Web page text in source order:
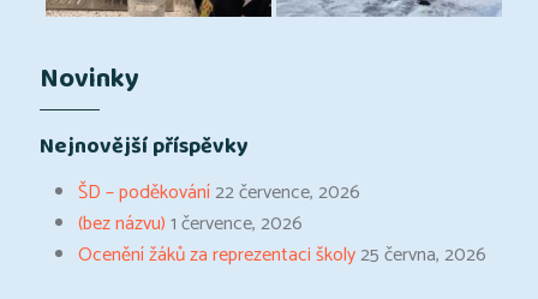
Novinky
Nejnovější příspěvky
ŠD – poděkování22 července, 2026
(bez názvu)1 července, 2026
Ocenění žáků za reprezentaci školy25 června, 2026